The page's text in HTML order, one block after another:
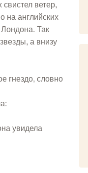
ветер,
на английских
Лондона. Так
а внизу
гнездо, словно
увидела